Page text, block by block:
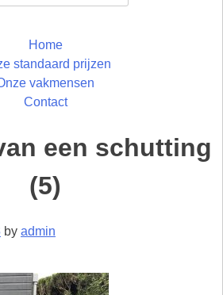
Home
standaard prijzen
vakmensen
Contact
een schutting
(5)
by admin